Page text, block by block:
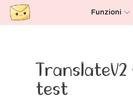
Funzioni
Rollups
TranslateV2
test